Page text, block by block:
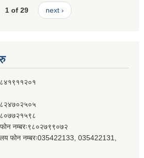
1 of 29 next ›
नम्बरः९८०२७९९०७२
फोन नम्बरः035422133, 035422131,